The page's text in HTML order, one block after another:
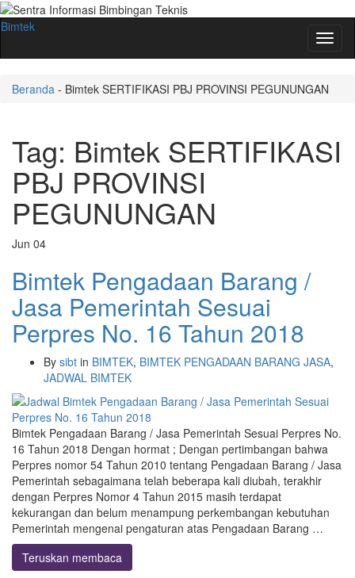
Bimtek
Beranda - Bimtek SERTIFIKASI PBJ PROVINSI PEGUNUNGAN
Tag: Bimtek SERTIFIKASI
PBJ PROVINSI
PEGUNUNGAN
Jun 04
Bimtek Pengadaan Barang /
Jasa Pemerintah Sesuai
Perpres No. 16 Tahun 2018
By sibt in BIMTEK, BIMTEK PENGADAAN BARANG JASA,
JADWAL BIMTEK
Bimtek Pengadaan Barang / Jasa Pemerintah Sesuai Perpres No.
16 Tahun 2018 Dengan hormat ; Dengan pertimbangan bahwa
Perpres nomor 54 Tahun 2010 tentang Pengadaan Barang / Jasa
Pemerintah sebagaimana telah beberapa kali diubah, terakhir
dengan Perpres Nomor 4 Tahun 2015 masih terdapat
kekurangan dan belum menampung perkembangan kebutuhan
Pemerintah mengenai pengaturan atas Pengadaan Barang …
Teruskan membaca